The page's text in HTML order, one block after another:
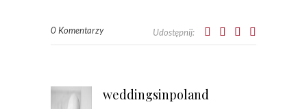
0 Komentarzy Udostępnij:
weddingsinpoland